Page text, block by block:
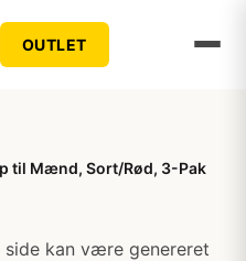
OUTLET
til Mænd, Sort/Rød, 3-Pak
kan være genereret